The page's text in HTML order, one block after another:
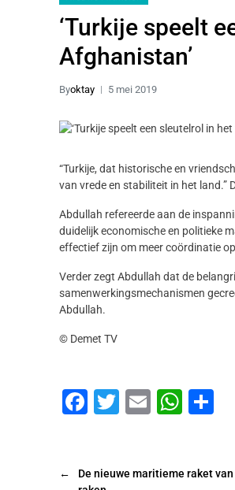
‘Turkije speelt
Afghanistan’
Byoktay 5 mei 2019
“Turkije, dat historische en
van vrede en stabiliteit in het
Abdullah refereerde aan de
duidelijk economische en politieke
effectief zijn om meer coördinatie
Verder zegt Abdullah dat de
samenwerkingsmechanismen
Abdullah.
© Demet TV
F
e
T
er
E
l
W
s
n
←
De nieuwe maritieme raket